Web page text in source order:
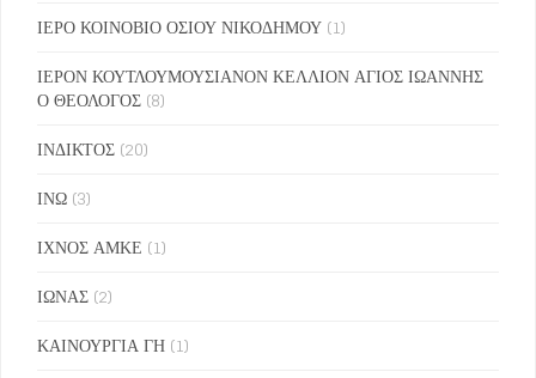
ΙΕΡΟ ΚΟΙΝΟΒΙΟ ΟΣΙΟΥ ΝΙΚΟΔΗΜΟΥ (1)
ΙΕΡΟΝ ΚΟΥΤΛΟΥΜΟΥΣΙΑΝΟΝ ΚΕΛΛΙΟΝ ΑΓΙΟΣ ΙΩΑΝΝΗΣ
Ο ΘΕΟΛΟΓΟΣ (8)
ΙΝΔΙΚΤΟΣ (20)
ΙΝΩ (3)
ΙΧΝΟΣ ΑΜΚΕ (1)
ΙΩΝΑΣ (2)
ΚΑΙΝΟΥΡΓΙΑ ΓΗ (1)